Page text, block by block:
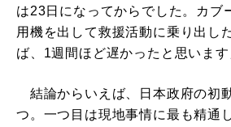
は23日になってからでした。カブ
用機を出して救援活動に乗り出し
ば、1週間ほど遅かったと思います
結論からいえば、日本政府の初
つ。一つ目は現地事情に最も精通